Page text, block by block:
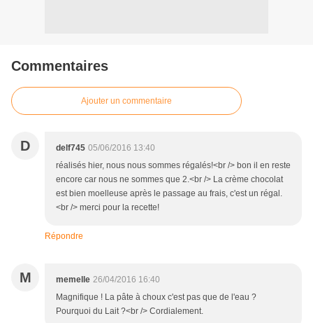
Commentaires
Ajouter un commentaire
D delf745 05/06/2016 13:40
réalisés hier, nous nous sommes régalés!<br /> bon il en reste
encore car nous ne sommes que 2.<br /> La crème chocolat
est bien moelleuse après le passage au frais, c'est un régal.
<br /> merci pour la recette!
Répondre
M memelle 26/04/2016 16:40
Magnifique ! La pâte à choux c'est pas que de l'eau ?
Pourquoi du Lait ?<br /> Cordialement.